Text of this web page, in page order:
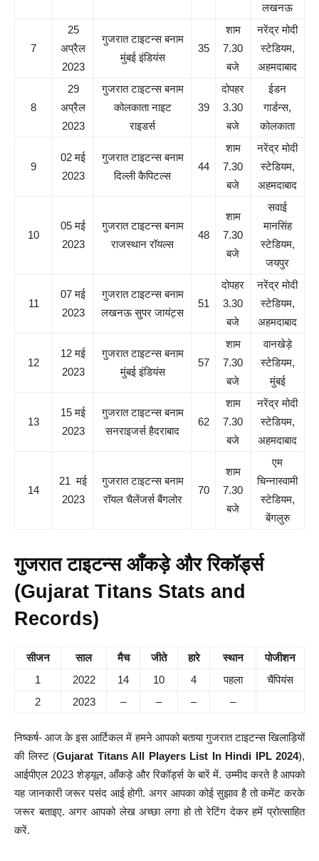
लखनऊ
7
25
अप्रैल
2023
गुजरात टाइटन्स बनाम
मुंबई इंडियंस
35
शाम
7.30
बजे
नरेंद्र मोदी
स्टेडियम,
अहमदाबाद
8
29
अप्रैल
2023
गुजरात टाइटन्स बनाम
कोलकाता नाइट
राइडर्स
39
दोपहर
3.30
बजे
ईडन
गार्डन्स,
कोलकाता
9
02 मई
2023
गुजरात टाइटन्स बनाम
दिल्ली कैपिटल्स
44
शाम
7.30
बजे
नरेंद्र मोदी
स्टेडियम,
अहमदाबाद
10
05 मई
2023
गुजरात टाइटन्स बनाम
राजस्थान रॉयल्स
48
शाम
7.30
बजे
सवाई
मानसिंह
स्टेडियम,
जयपुर
11
07 मई
2023
गुजरात टाइटन्स बनाम
लखनऊ सुपर जायंट्स
51
दोपहर
3.30
बजे
नरेंद्र मोदी
स्टेडियम,
अहमदाबाद
12
12 मई
2023
गुजरात टाइटन्स बनाम
मुंबई इंडियंस
57
शाम
7.30
बजे
वानखेड़े
स्टेडियम,
मुंबई
13
15 मई
2023
गुजरात टाइटन्स बनाम
सनराइजर्स हैदराबाद
62
शाम
7.30
बजे
नरेंद्र मोदी
स्टेडियम,
अहमदाबाद
14
21 मई
2023
गुजरात टाइटन्स बनाम
रॉयल चैलेंजर्स बैंगलोर
70
शाम
7.30
बजे
एम
चिन्नास्वामी
स्टेडियम,
बेंगलुरु
गुजरात टाइटन्स आँकड़े और रिकॉर्ड्स
(Gujarat Titans Stats and
Records)
सीजन साल मैच जीते हारे स्थान
पोजीशन
1
2022 14 10 4 पहला
चैंपियंस
2
2023 – – – –
निष्कर्ष- आज के इस आर्टिकल में हमने आपको बताया गुजरात टाइटन्स खिलाड़ियों
की लिस्ट (Gujarat Titans All Players List In Hindi IPL 2024),
आईपीएल 2023 शेड्यूल, आँकड़े और रिकॉर्ड्स के बारें में. उम्मीद करते है आपको
यह जानकारी जरूर पसंद आई होगी. अगर आपका कोई सुझाव है तो कमेंट करके
जरूर बताइए. अगर आपको लेख अच्छा लगा हो तो रेटिंग देकर हमें प्रोत्साहित
करें.